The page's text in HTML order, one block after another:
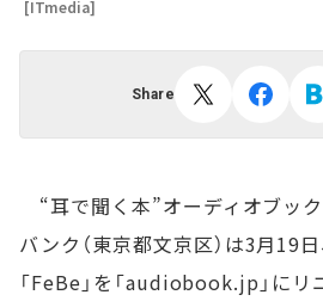
[ITmedia]
Share
“耳で聞く本”オーディオブッ
バンク（東京都文京区）は3月19
「FeBe」を「audiobook.jp」にリ